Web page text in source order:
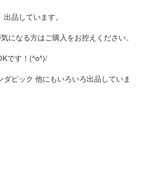
品しています。
になる方はご購入をお控えください。
です！(^o^)/
ダピック 他にもいろいろ出品していま